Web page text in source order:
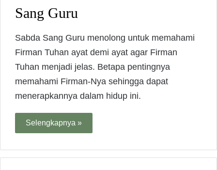
Sang Guru
Sabda Sang Guru menolong untuk memahami
Firman Tuhan ayat demi ayat agar Firman
Tuhan menjadi jelas. Betapa pentingnya
memahami Firman-Nya sehingga dapat
menerapkannya dalam hidup ini.
Selengkapnya »